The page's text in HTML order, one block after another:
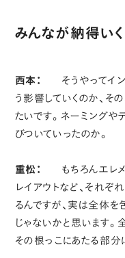
みんなが納得い
西本：
そうやってイ
う影響していくのか、そ
たいです。ネーミングや
びついていったのか。
重松：
もちろんエレ
レイアウトなど、それぞ
るんですが、実は全体を
じゃないかと思います。
その根っこにあたる部分